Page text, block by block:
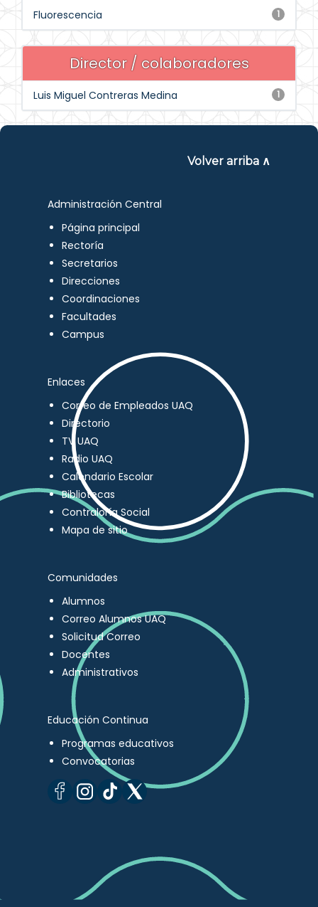
1
Fluorescencia
Director / colaboradores
1
Luis Miguel Contreras Medina
Volver arriba ∧
Administración Central
Página principal
Rectoría
Secretarios
Direcciones
Coordinaciones
Facultades
Campus
Enlaces
Correo de Empleados UAQ
Directorio
TV UAQ
Radio UAQ
Calendario Escolar
Bibliotecas
Contraloría Social
Mapa de sitio
Comunidades
Alumnos
Correo Alumnos UAQ
Solicitud Correo
Docentes
Administrativos
Educación Continua
Programas educativos
Convocatorias